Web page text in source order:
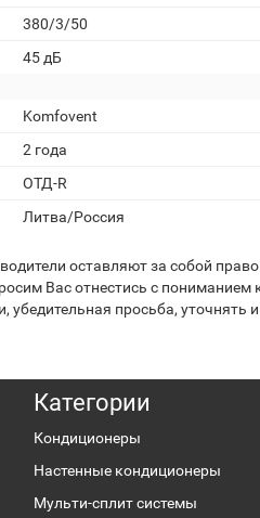
380/3/50
45 дБ
Komfovent
2 года
ОТД-R
Литва/Россия
оставляют за собой
Вас отнестись с
просьба, уточнять
Категории
Кондиционеры
Настенные кондиционеры
Мульти-сплит системы